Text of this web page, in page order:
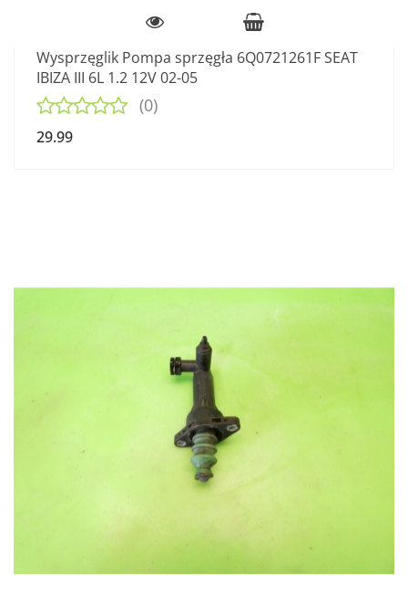
Wysprzęglik Pompa sprzęgła 6Q0721261F SEAT
IBIZA III 6L 1.2 12V 02-05
(0)
29.99